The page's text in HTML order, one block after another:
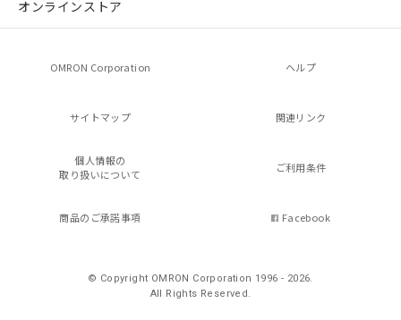
オンラインストア
OMRON Corporation ヘルプ
サイトマップ 関連リンク
個人情報の
取り扱いについて
ご利用条件
商品のご承諾事項 Facebook
© Copyright OMRON Corporation 1996 - 2026.
All Rights Reserved.